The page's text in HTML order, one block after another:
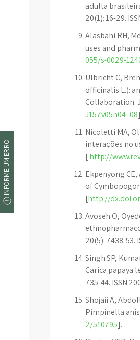
adulta
20(1): 16-29.
Alasbahi RH,
uses and
055/s-0029-
Ulbricht C,
officinalis L.):
Collaboration. J
J157v05n04_08
Nicoletti MA,
interações no
[http://
Ekpenyong
of
[http://
Avoseh O,
20(5): 7438-53.
Singh SP,
Carica papaya
735-44. ISSN
Shojaii A,
Pimpinella
2/510795].
INFORME UM ERRO